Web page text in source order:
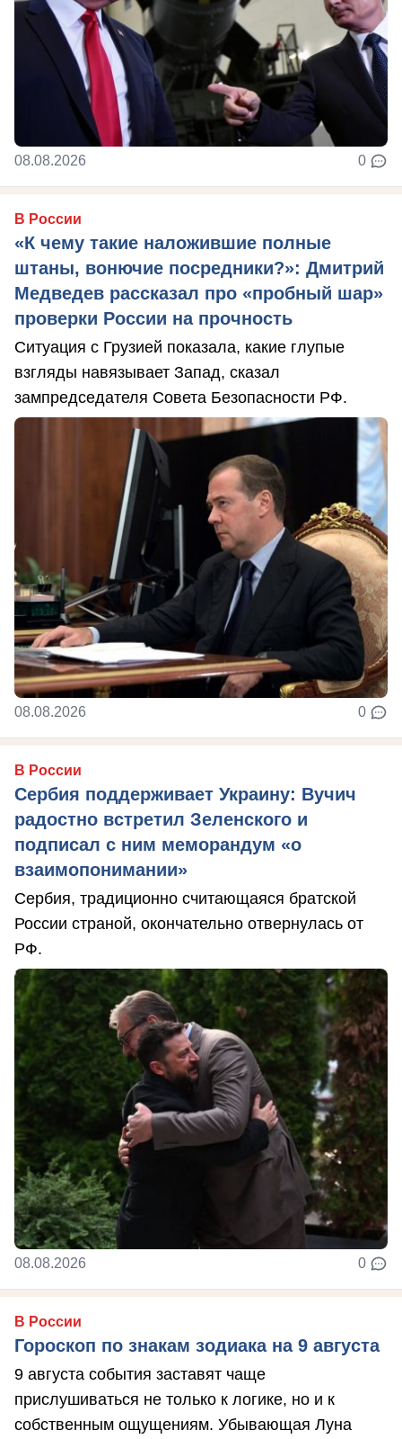
08.08.2026 0
В России
«К чему такие наложившие полные
штаны, вонючие посредники?»: Дмитрий
Медведев рассказал про «пробный шар»
проверки России на прочность
Ситуация с Грузией показала, какие глупые
взгляды навязывает Запад, сказал
зампредседателя Совета Безопасности РФ.
08.08.2026 0
В России
Сербия поддерживает Украину: Вучич
радостно встретил Зеленского и
подписал с ним меморандум «о
взаимопонимании»
Сербия, традиционно считающаяся братской
России страной, окончательно отвернулась от
РФ.
08.08.2026 0
В России
Гороскоп по знакам зодиака на 9 августа
9 августа события заставят чаще
прислушиваться не только к логике, но и к
собственным ощущениям. Убывающая Луна